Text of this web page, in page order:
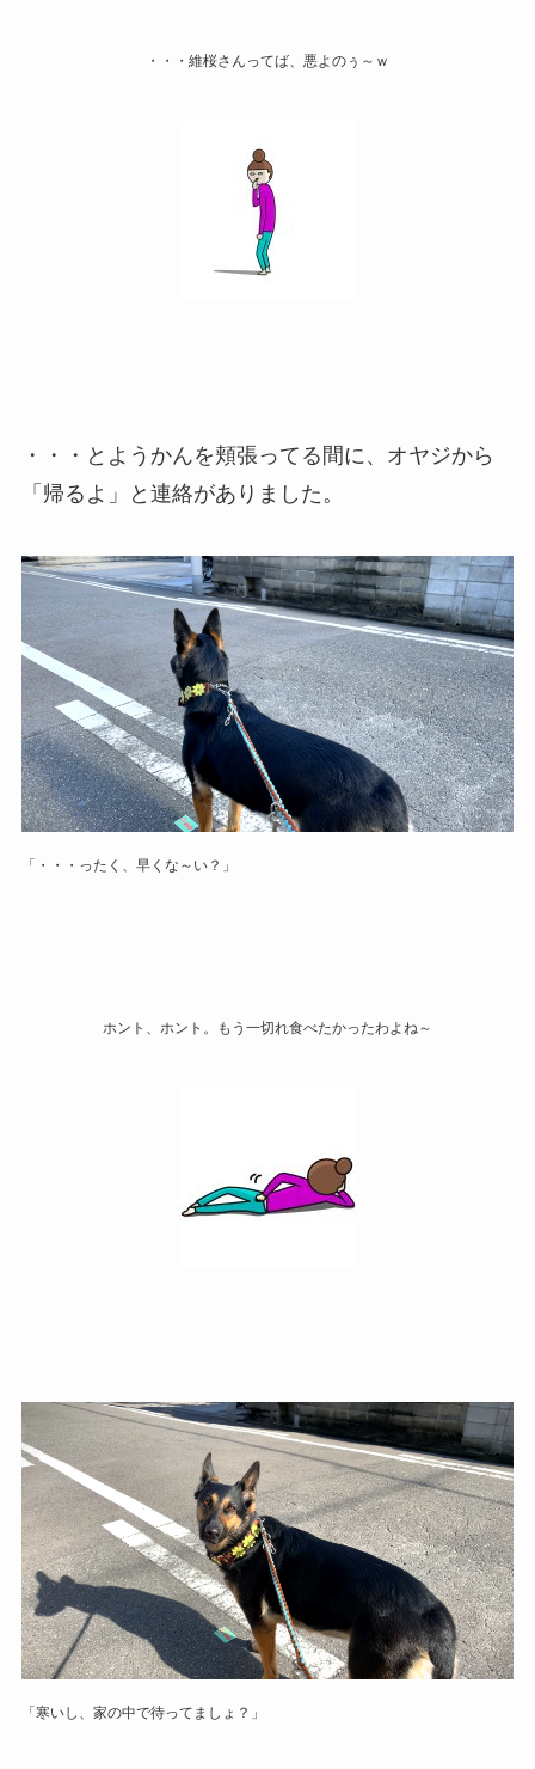
・・・維桜さんってば、悪よのぅ～ｗ
・・・とようかんを頬張ってる間に、オヤジから
「帰るよ」と連絡がありました。
「・・・ったく、早くな～い？」
ホント、ホント。もう一切れ食べたかったわよね～
「寒いし、家の中で待ってましょ？」